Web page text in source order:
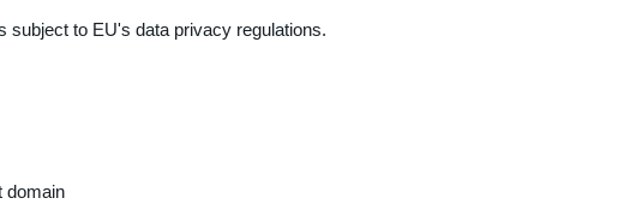
subject to EU's data privacy regulations.
domain